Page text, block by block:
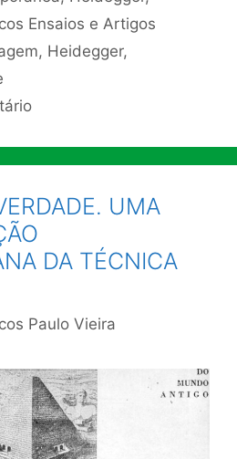
Ensaios e Artigos
, Heidegger,
UMA
DA TÉCNICA
Paulo Vieira